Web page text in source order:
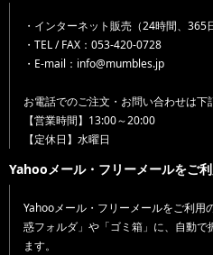
・インターネット販売（24時間、365
・TEL / FAX：053-420-0728
・E-mail：info@mumbles.jp
お電話でのご注文・お問い合わせは下
【営業時間】13:00～20:00
【定休日】水曜日
Yahooメール・フリーメールをご
Yahooメール・フリーメールをご利用
惑フォルダ」や「ゴミ箱」に、自動で
ます。